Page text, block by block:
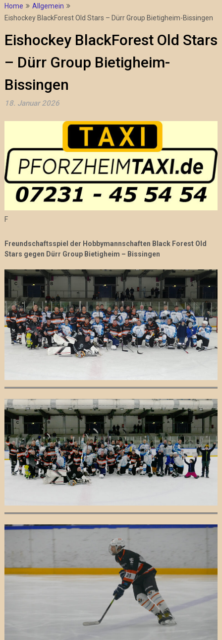
Home
Allgemein
Eishockey BlackForest Old Stars – Dürr Group Bietigheim-Bissingen
Eishockey BlackForest Old Stars
– Dürr Group Bietigheim-
Bissingen
18. Januar 2026
F
Freundschaftsspiel der Hobbymannschaften Black Forest Old
Stars gegen Dürr Group Bietigheim – Bissingen